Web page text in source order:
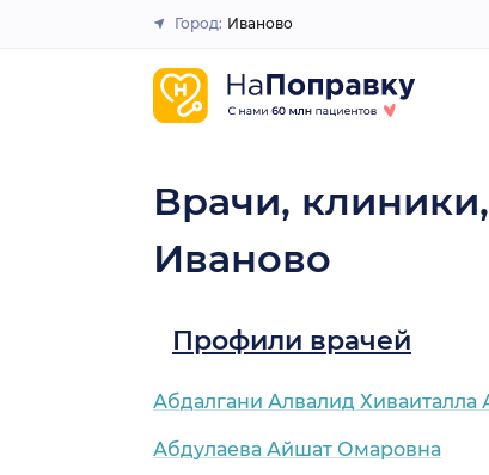
Закрыть
Город: Иваново
Врачи,
Иваново
Профили врачей
Абдалгани Алвалид Хиваиталла
Абдулаева Айшат Омаровна